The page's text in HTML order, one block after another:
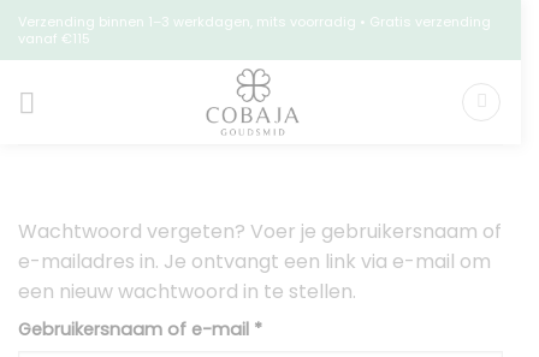
Ga
naar
Verzending binnen 1–3 werkdagen, mits voorradig • Gratis verzending
vanaf €115
Wachtwoord vergeten? Voer je gebruikersnaam of
e-mailadres in. Je ontvangt een link via e-mail om
een nieuw wachtwoord in te stellen.
Gebruikersnaam of e-mail *Vereist